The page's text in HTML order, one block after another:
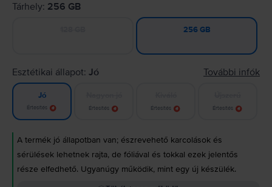
Tárhely: 256 GB
256 GB
Esztétikai állapot: Jó További infók
Jó
Értesítés Értesítés Értesítés Értesítés
A termék jó állapotban van; észrevehető karcolások és
sérülések lehetnek rajta, de fóliával és tokkal ezek jelentős
része elfedhető. Ugyanúgy működik, mint egy új készülék.